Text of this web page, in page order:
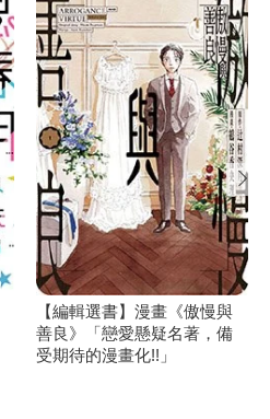
【編輯選書】漫畫《傲慢與
善良》「戀愛懸疑名著，備
受期待的漫畫化!!」